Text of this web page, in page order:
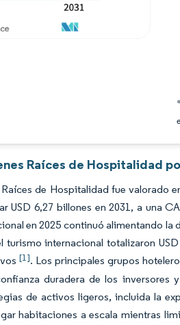
Raíces de Hospitalidad
de Hospitalidad fue valorado
USD 6,27 billones en 2031, a una
en 2025 continuó alimentando la
turismo internacional totalizaron
[1]. Los principales grupos
duradera de los
de activos ligeros, incluida la
habitaciones a escala mientras